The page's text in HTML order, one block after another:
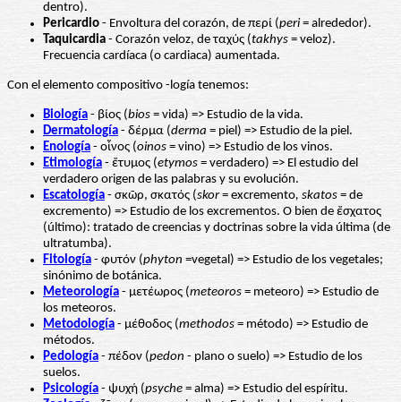
dentro).
Pericardio - Envoltura del corazón, de περί (peri= alrededor).
Taquicardia - Corazón veloz, de ταχύς (takhys = veloz).
Frecuencia cardíaca (o cardiaca) aumentada.
Con el elemento compositivo -logía tenemos:
Biología - βίος (bios = vida) => Estudio de la vida.
Dermatología - δέρμα (derma = piel) => Estudio de la piel.
Enología - οἶνος (oinos = vino) => Estudio de los vinos.
Etimología - ἔτυμος (etymos = verdadero) => El estudio del
verdadero origen de las palabras y su evolución.
Escatología - σκῶρ, σκατός (skor= excremento, skatos = de
excremento) => Estudio de los excrementos. O bien de ἔσχατος
(último): tratado de creencias y doctrinas sobre la vida última (de
ultratumba).
Fitología - φυτόν (phyton =vegetal) => Estudio de los vegetales;
sinónimo de botánica.
Meteorología - μετέωρος (meteoros = meteoro) => Estudio de
los meteoros.
Metodología - μέθοδος (methodos = método) => Estudio de
métodos.
Pedología - πέδον (pedon - plano o suelo) => Estudio de los
suelos.
Psicología - ψυχή (psyche = alma) => Estudio del espíritu.